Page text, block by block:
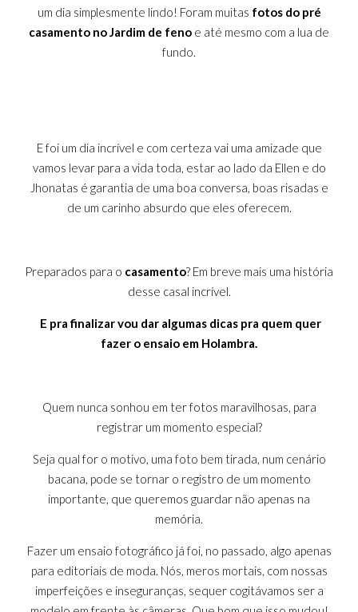
um dia simplesmente lindo! Foram muitas fotos do pré
casamento no Jardim de feno e até mesmo com a lua de
fundo.
E foi um dia incrível e com certeza vai uma amizade que
vamos levar para a vida toda, estar ao lado da Ellen e do
Jhonatas é garantia de uma boa conversa, boas risadas e
de um carinho absurdo que eles oferecem.
Preparados para o casamento? Em breve mais uma história
desse casal incrível.
E pra finalizar vou dar algumas dicas pra quem quer
fazer o ensaio em Holambra.
Quem nunca sonhou em ter fotos maravilhosas, para
registrar um momento especial?
Seja qual for o motivo, uma foto bem tirada, num cenário
bacana, pode se tornar o registro de um momento
importante, que queremos guardar não apenas na
memória.
Fazer um ensaio fotográfico já foi, no passado, algo apenas
para editoriais de moda. Nós, meros mortais, com nossas
imperfeições e inseguranças, sequer cogitávamos ser a